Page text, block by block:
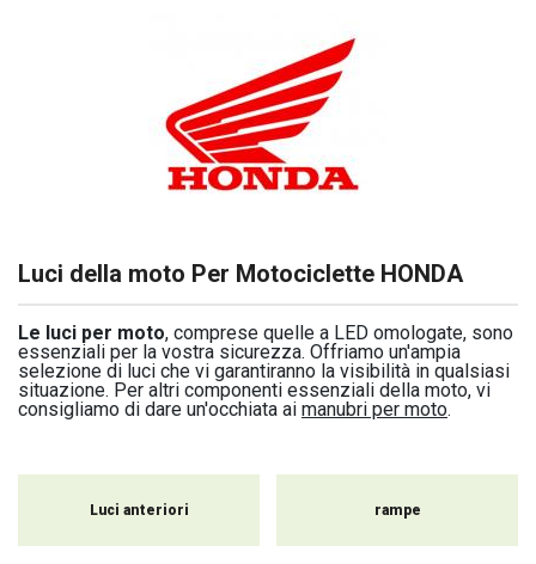
Luci della moto Per Motociclette HONDA
Le luci per moto, comprese quelle a LED omologate, sono
essenziali per la vostra sicurezza. Offriamo un'ampia
selezione di luci che vi garantiranno la visibilità in qualsiasi
situazione. Per altri componenti essenziali della moto, vi
consigliamo di dare un'occhiata ai manubri per moto.
Luci anteriori rampe